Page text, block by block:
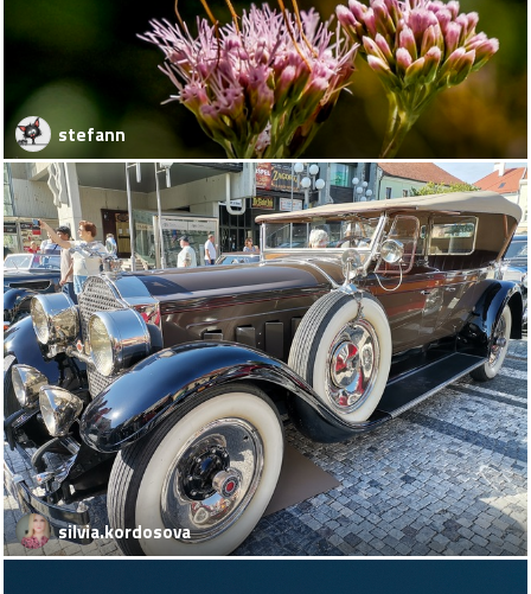
stefann
silvia.kordosova